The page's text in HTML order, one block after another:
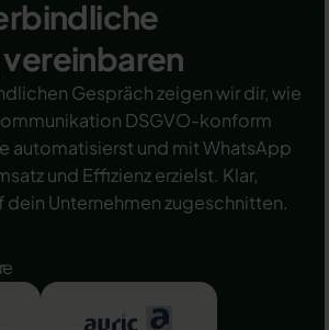
beliebten Symbols? In diesem
es Ihnen!
Gespräch zeigen wir dir, wie
DSGVO-konform
automatisierst und mit WhatsApp
und Effizienz erzielst. Klar,
dein Unternehmen zugeschnitten.